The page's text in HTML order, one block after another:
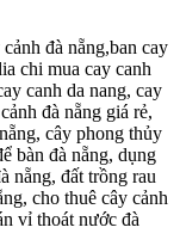
đà nẵng,ban cay
chi mua cay canh
canh da nang, cay
đà nẵng giá rẻ,
cây phong thủy
bàn đà nẵng, dụng
nẵng, đất trồng rau
cho thuê cây cảnh
vỉ thoát nước đà